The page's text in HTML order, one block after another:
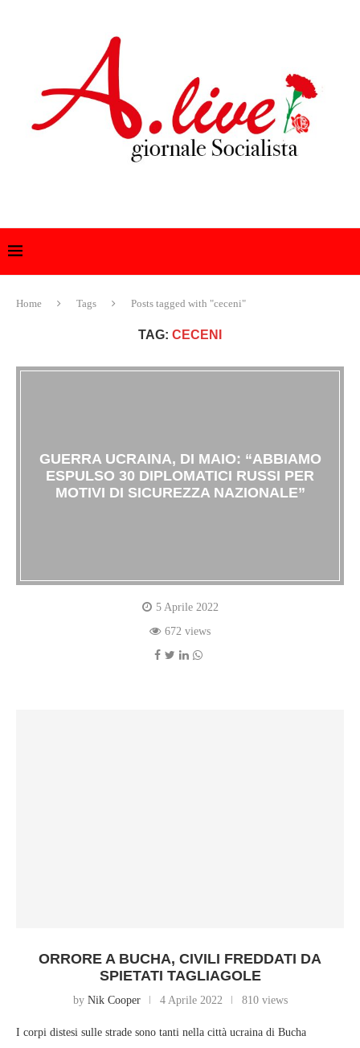
Home Tags Posts tagged with "ceceni"
TAG: CECENI
GUERRA UCRAINA, DI MAIO: “ABBIAMO
ESPULSO 30 DIPLOMATICI RUSSI PER
MOTIVI DI SICUREZZA NAZIONALE”
5 Aprile 2022
672 views
ORRORE A BUCHA, CIVILI FREDDATI DA
SPIETATI TAGLIAGOLE
by Nik Cooper 4 Aprile 2022 810 views
I corpi distesi sulle strade sono tanti nella città ucraina di Bucha